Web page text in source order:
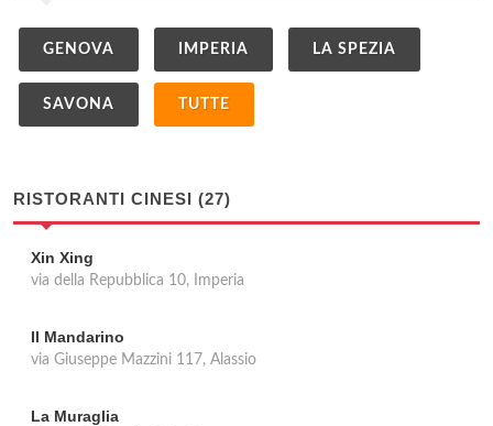
GENOVA IMPERIA LA SPEZIA
SAVONA TUTTE
RISTORANTI CINESI (27)
Xin Xing
via della Repubblica 10, Imperia
Il Mandarino
via Giuseppe Mazzini 117, Alassio
La Muraglia